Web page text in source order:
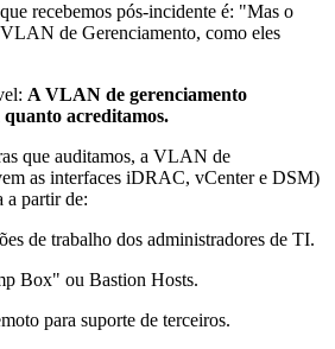
recebemos pós-incidente é: "Mas o
de Gerenciamento, como eles
A VLAN de gerenciamento
acreditamos.
que auditamos, a VLAN de
as interfaces iDRAC, vCenter e DSM)
a partir de:
de trabalho dos administradores de TI.
Box" ou Bastion Hosts.
para suporte de terceiros.